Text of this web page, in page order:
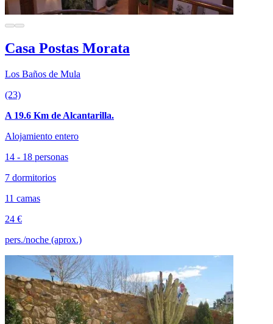
Casa Postas Morata
Los Baños de Mula
(23)
A 19.6 Km de Alcantarilla.
Alojamiento entero
14 - 18 personas
7 dormitorios
11 camas
24 €
pers./noche (aprox.)